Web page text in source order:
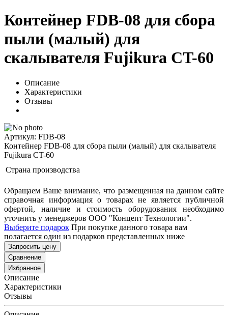
Контейнер FDB-08 для сбора
пыли (малый) для
скалывателя Fujikura CT-60
Описание
Характеристики
Отзывы
Артикул: FDB-08
Контейнер FDB-08 для сбора пыли (малый) для скалывателя
Fujikura CT-60
Страна производства
Обращаем Ваше внимание, что размещенная на данном сайте
справочная информация о товарах не является публичной
офертой, наличие и стоимость оборудования необходимо
уточнить у менеджеров ООО "Концепт Технологии".
Выберите подарок При покупке данного товара вам
полагается один из подарков представленных ниже
Запросить цену
Сравнение
Избранное
Описание
Характеристики
Отзывы